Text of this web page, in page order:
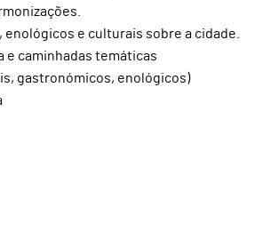
enológicos e culturais sobre a cidade.
e caminhadas temáticas
gastronómicos, enológicos)